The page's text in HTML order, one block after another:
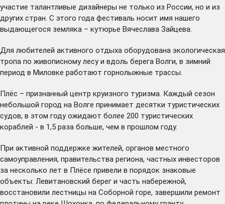
участие талантливые дизайнеры не только из России, но и из
других стран. С этого года фестиваль носит имя нашего
выдающегося земляка – кутюрье Вячеслава Зайцева.
Для любителей активного отдыха оборудована экологическая
тропа по живописному лесу и вдоль берега Волги, в зимний
период в Миловке работают горнолыжные трассы.
Плёс – признанный центр круизного туризма. Каждый сезон
небольшой город на Волге принимает десятки туристических
судов, в этом году ожидают более 200 туристических
кораблей - в 1,5 раза больше, чем в прошлом году.
При активной поддержке жителей, органов местного
самоуправления, правительства региона, частных инвесторов
за несколько лет в Плёсе привели в порядок знаковые
объекты: Левитановский берег и часть набережной,
восстановили лестницы на Соборной горе, завершили ремонт